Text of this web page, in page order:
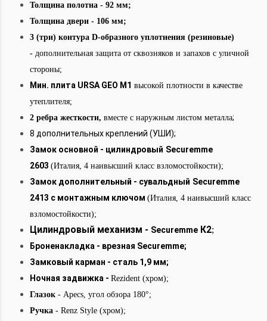
Толщина полотна - 92 мм;
Толщина двери - 106 мм;
3 (три) контура D-образного уплотнения (резиновые)
- дополнительная защита от сквозняков и запахов с уличной
стороны;
Мин. плита URSA GEO М1 высокой плотности в качестве
утеплителя;
2 ребра жесткости, вместе с наружным листом металла;
8 дополнительных креплений (УШИ);
Замок основной - цилиндровый Securemme
2603 (Италия, 4 наивысший класс взломостойкости);
Замок дополнительный - сувальдный Securemme
2413 с монтажным ключом (Италия, 4 наивысший класс
взломостойкости);
Цилиндровый механизм - Securemme К2;
Броненакладка - врезная Securemme;
Замковый карман - сталь 1,9 мм;
Ночная задвижка - Rezident (хром);
Глазок - Apecs, угол обзора 180°;
Ручка - Renz Style (хром);